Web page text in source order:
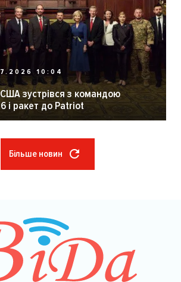
10:04
зустрівся з командою
і ракет до Patriot
Більше новин